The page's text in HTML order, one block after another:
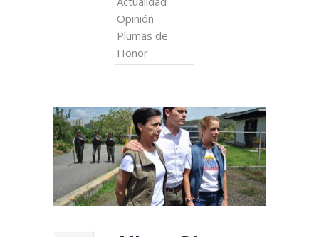
Opinión
Plumas de
Honor